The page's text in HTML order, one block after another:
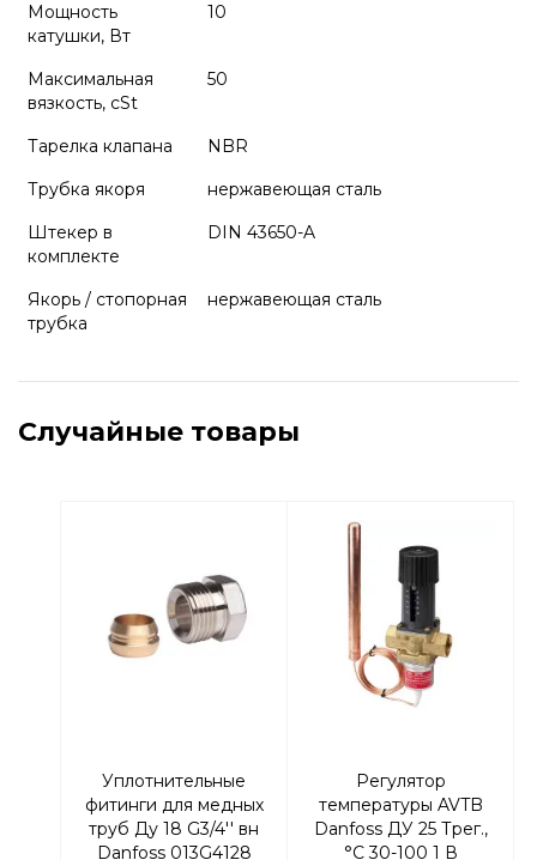
Мощность
катушки, Вт
10
Максимальная
вязкость, cSt
50
Тарелка клапана
NBR
Трубка якоря
нержавеющая сталь
Штекер в
комплекте
DIN 43650-A
Якорь / стопорная
трубка
нержавеющая сталь
Случайные товары
Уплотнительные
фитинги для медных
труб Ду 18 G3/4'' вн
Danfoss 013G4128
Регулятор
температуры AVTB
Danfoss ДУ 25 Трег.,
°С 30-100 1 В